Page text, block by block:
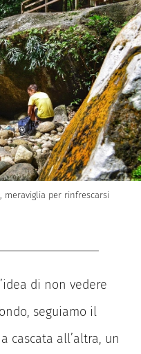
meraviglia per rinfrescarsi
di non vedere
seguiamo il
cascata all’altra, un